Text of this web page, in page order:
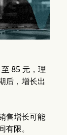
85 元，理
后，增长出
售增长可能
限。